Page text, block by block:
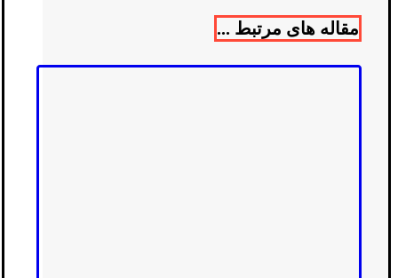
مقاله های مرتبط ...